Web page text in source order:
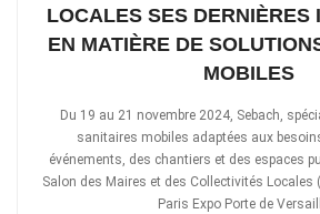
LOCALES SES DERNIÈRES
EN MATIÈRE DE
MOBILES
Du 19 au 21 novembre 2024, Sebach,
sanitaires mobiles adaptées aux
événements, des chantiers et des espaces
Salon des Maires et des Collectivités Locales
Paris Expo Porte de